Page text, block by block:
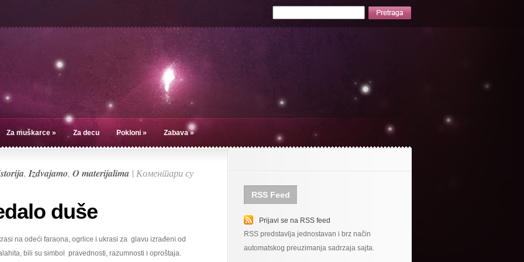
Za muškarce » Za decu Pokloni » Zabava»
, Izdvajamo, O materijalima | Коментари су
duše
na odeći faraona, ogrlice i ukrasi za glavu izrađeni od
bili su simbol pravednosti, razumnosti i oproštaja.
RSS Feed
Prijavi se na RSS feed
RSS predstavlja jednostavan i brz način
automatskog preuzimanja sadrzaja sajta.